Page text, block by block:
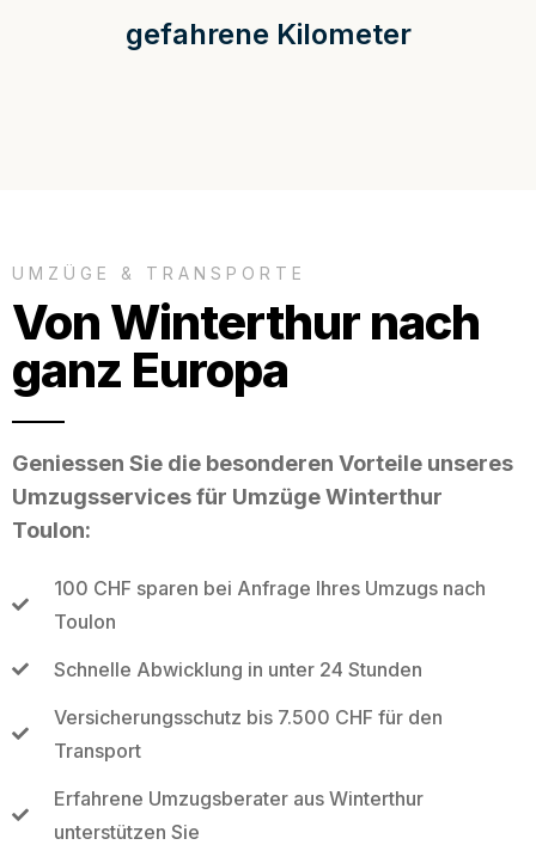
gefahrene Kilometer
UMZÜGE & TRANSPORTE
Von Winterthur nach
ganz Europa
Geniessen Sie die besonderen Vorteile unseres
Umzugsservices für Umzüge Winterthur
Toulon:
100 CHF sparen bei Anfrage Ihres Umzugs nach
Toulon
Schnelle Abwicklung in unter 24 Stunden
Versicherungsschutz bis 7.500 CHF für den
Transport
Erfahrene Umzugsberater aus Winterthur
unterstützen Sie